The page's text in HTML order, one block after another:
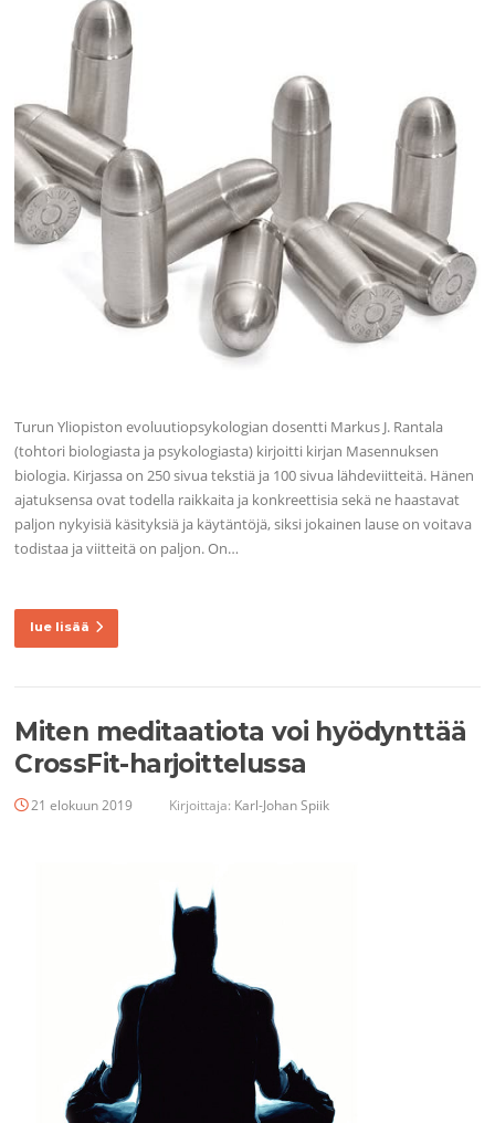
Turun Yliopiston evoluutiopsykologian dosentti Markus J. Rantala
(tohtori biologiasta ja psykologiasta) kirjoitti kirjan Masennuksen
biologia. Kirjassa on 250 sivua tekstiä ja 100 sivua lähdeviitteitä. Hänen
ajatuksensa ovat todella raikkaita ja konkreettisia sekä ne haastavat
paljon nykyisiä käsityksiä ja käytäntöjä, siksi jokainen lause on voitava
todistaa ja viitteitä on paljon. On…
lue lisää
Miten meditaatiota voi hyödynttää
CrossFit-harjoittelussa
21 elokuun 2019 Kirjoittaja: Karl-Johan Spiik